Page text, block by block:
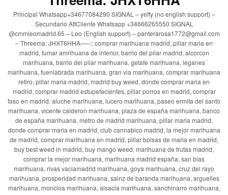
Principal Whatsapp+34677084290 SIGNAL – yeffy (no english support) –
Secundario AttCliente Whatsapp +34666265550 SIGNAL
@cmmleomadrid.65 – Leo (English support) – panterarosa1772@gmail.com
– Threema: JHXT6HHA—–:: comprar marihuana madrid, pillar maria en
madrid, fumar amrihuana de interior, barrio del pilar madrid, alcorcon
marihuana, barrio del pilar marihuana, getafe marihuana, leganes
marihuana, fuenlabrada marihuana, gran via marihuana, comprar marihuana
retiro, pillar maria madrid, madrid buy weed, donde comprar maria en
madrid, comprar madrid estupefacientes, pillar porros en madrid, comprar
faso en madrid, aluche marihuana, lucero marihuana, paseo ermita del santo
marihuana, vicente calderon marihuana, plaza de españa marihuana, banco
de españa marihuana, metro de madrid marihuana, pillar maria madrid,
donde comprar maria en madrid, club cannabico madrid, la mejor marihuana
de madrid, comprar marihuana en madrid, pillar bolsas de maria en madrid,
buy best weed in madrid, buy mango weed, marihuana de frutas madrid,
comprar la mejor marihuana, marihuana madrid españa, san blas
marihuana, rivas vaciamadrid marihuana, goya marihuana, cruz del rayo
marihuana, prosperidad marihuana, sainz de baranda marihuana, arguelles
marihuana, moncloa marihuana, alsacia marihuana, sanchinarro marihuana,